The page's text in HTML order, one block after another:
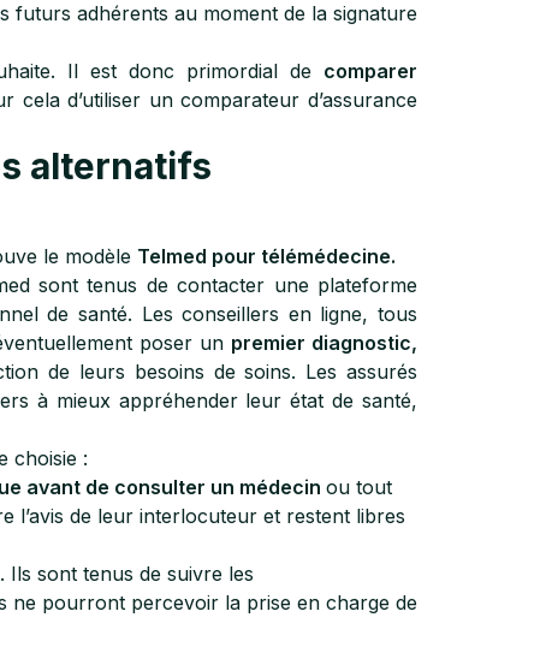
futurs adhérents au moment de la signature
Il est donc primordial de comparer
cela d’utiliser un comparateur d’assurance
alternatifs
le modèle Telmed pour télémédecine.
sont tenus de contacter une plateforme
de santé. Les conseillers en ligne, tous
poser un premier diagnostic,
de leurs besoins de soins. Les assurés
à mieux appréhender leur état de santé,
choisie :
avant de consulter un médecin ou tout
l’avis de leur interlocuteur et restent libres
Ils sont tenus de suivre les
ne pourront percevoir la prise en charge de